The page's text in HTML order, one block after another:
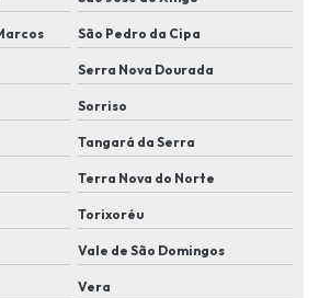
segurança em lucas do rio verde
de alarme
em lucas do rio verde
São Pedro da Cipa
Serra Nova Dourada
Sorriso
Tangará da Serra
Terra Nova do Norte
Torixoréu
Vale de São Domingos
Vera